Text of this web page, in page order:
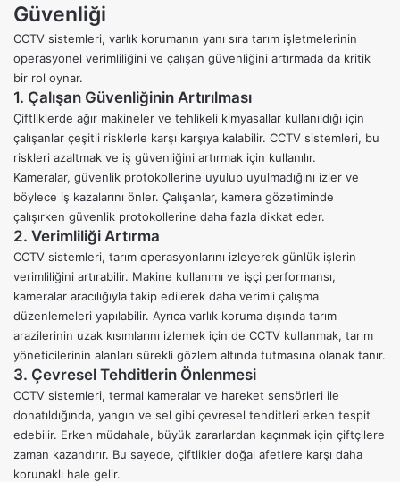
Güvenliği
CCTV sistemleri, varlık korumanın yanı sıra tarım işletmelerinin
operasyonel verimliliğini ve çalışan güvenliğini artırmada da kritik
bir rol oynar.
1. Çalışan Güvenliğinin Artırılması
Çiftliklerde ağır makineler ve tehlikeli kimyasallar kullanıldığı için
çalışanlar çeşitli risklerle karşı karşıya kalabilir. CCTV sistemleri, bu
riskleri azaltmak ve iş güvenliğini artırmak için kullanılır.
Kameralar, güvenlik protokollerine uyulup uyulmadığını izler ve
böylece iş kazalarını önler. Çalışanlar, kamera gözetiminde
çalışırken güvenlik protokollerine daha fazla dikkat eder.
2. Verimliliği Artırma
CCTV sistemleri, tarım operasyonlarını izleyerek günlük işlerin
verimliliğini artırabilir. Makine kullanımı ve işçi performansı,
kameralar aracılığıyla takip edilerek daha verimli çalışma
düzenlemeleri yapılabilir. Ayrıca varlık koruma dışında tarım
arazilerinin uzak kısımlarını izlemek için de CCTV kullanmak, tarım
yöneticilerinin alanları sürekli gözlem altında tutmasına olanak tanır.
3. Çevresel Tehditlerin Önlenmesi
CCTV sistemleri, termal kameralar ve hareket sensörleri ile
donatıldığında, yangın ve sel gibi çevresel tehditleri erken tespit
edebilir. Erken müdahale, büyük zararlardan kaçınmak için çiftçilere
zaman kazandırır. Bu sayede, çiftlikler doğal afetlere karşı daha
korunaklı hale gelir.